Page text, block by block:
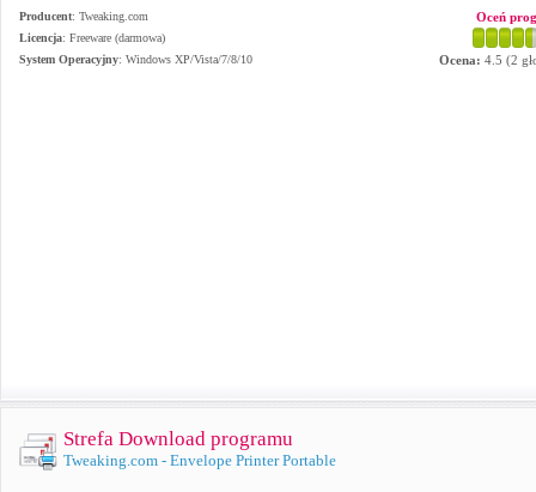
Producent: Tweaking.com
Licencja: Freeware (darmowa)
System Operacyjny: Windows XP/Vista/7/8/10
Oceń
Ocena: 4.5 (2
Strefa Download programu
Tweaking.com - Envelope Printer Portable